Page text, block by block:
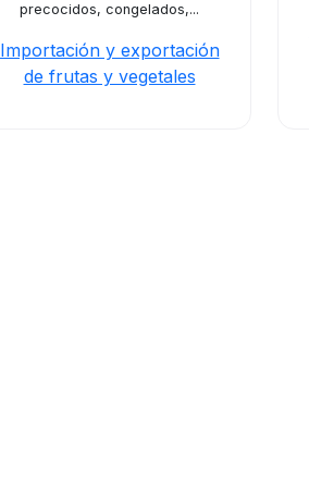
precocidos, congelados,...
Importación y exportación
de frutas y vegetales